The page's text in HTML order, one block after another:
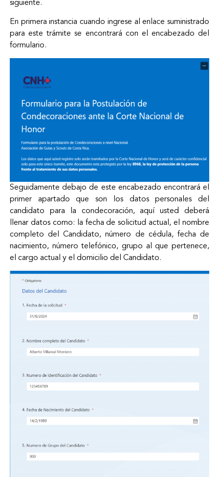
siguiente.
En primera instancia cuando ingrese al enlace suministrado
para este trámite se encontrará con el encabezado del
formulario.
Seguidamente debajo de este encabezado encontrará el
primer apartado que son los datos personales del
candidato para la condecoración, aquí usted deberá
llenar datos como: la fecha de solicitud actual, el nombre
completo del Candidato, número de cédula, fecha de
nacimiento, número telefónico, grupo al que pertenece,
el cargo actual y el domicilio del Candidato.